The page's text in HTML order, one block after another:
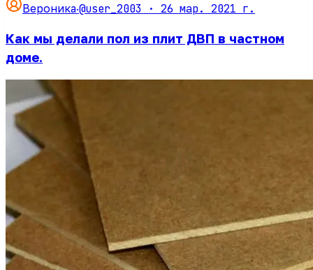
Вероника·@user_2003 · 26 мар. 2021 г.
Как мы делали пол из плит ДВП в частном
доме.